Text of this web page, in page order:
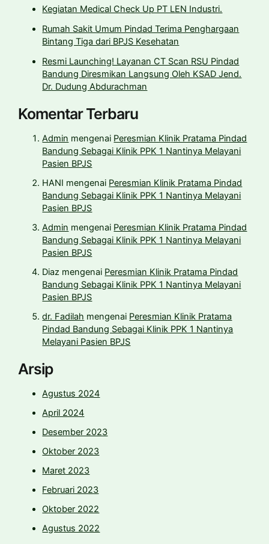
Kegiatan Medical Check Up PT LEN Industri.
Rumah Sakit Umum Pindad Terima Penghargaan
Bintang Tiga dari BPJS Kesehatan
Resmi Launching! Layanan CT Scan RSU Pindad
Bandung Diresmikan Langsung Oleh KSAD Jend.
Dr. Dudung Abdurachman
Komentar Terbaru
Admin mengenai Peresmian Klinik Pratama Pindad
Bandung Sebagai Klinik PPK 1 Nantinya Melayani
Pasien BPJS
HANI mengenai Peresmian Klinik Pratama Pindad
Bandung Sebagai Klinik PPK 1 Nantinya Melayani
Pasien BPJS
Admin mengenai Peresmian Klinik Pratama Pindad
Bandung Sebagai Klinik PPK 1 Nantinya Melayani
Pasien BPJS
Diaz mengenai Peresmian Klinik Pratama Pindad
Bandung Sebagai Klinik PPK 1 Nantinya Melayani
Pasien BPJS
dr. Fadilah mengenai Peresmian Klinik Pratama
Pindad Bandung Sebagai Klinik PPK 1 Nantinya
Melayani Pasien BPJS
Arsip
Agustus 2024
April 2024
Desember 2023
Oktober 2023
Maret 2023
Februari 2023
Oktober 2022
Agustus 2022